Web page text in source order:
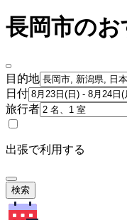
長岡市の
目的地
日付
旅行者
出張で利用する
検索